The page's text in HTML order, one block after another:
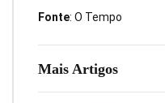
Mais Artigos
Fonte: O Tempo